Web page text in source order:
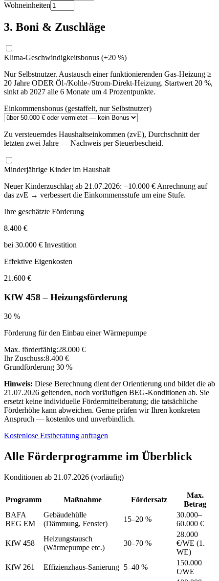
Wohneinheiten
3. Boni & Zuschläge
Klima-Geschwindigkeitsbonus (+20 %)
Nur Selbstnutzer. Austausch einer funktionierenden Gas-Heizung ≥
20 Jahre ODER Öl-/Kohle-/Strom-Direkt-Heizung. Startwert 20 %,
sinkt ab 2027 alle 6 Monate um 4 Prozentpunkte.
Einkommensbonus (gestaffelt, nur Selbstnutzer)
Zu versteuerndes Haushaltseinkommen (zvE), Durchschnitt der
letzten zwei Jahre — Nachweis per Steuerbescheid.
Minderjährige Kinder im Haushalt
Neuer Kinderzuschlag ab 21.07.2026: −10.000 € Anrechnung auf
das zvE → verbessert die Einkommensstufe um eine Stufe.
Ihre geschätzte Förderung
8.400 €
bei 30.000 € Investition
Effektive Eigenkosten
21.600 €
KfW 458 – Heizungsförderung
30 %
Förderung für den Einbau einer Wärmepumpe
Max. förderfähig:28.000 €
Ihr Zuschuss:8.400 €
Grundförderung 30 %
Hinweis: Diese Berechnung dient der Orientierung und bildet die ab
21.07.2026 geltenden, noch vorläufigen BEG-Konditionen ab. Sie
ersetzt keine individuelle Fördermittelberatung; die tatsächliche
Förderhöhe kann abweichen. Gerne prüfen wir Ihren konkreten
Anspruch — kostenlos und unverbindlich.
Kostenlose Erstberatung anfragen
Alle Förderprogramme im Überblick
Konditionen ab 21.07.2026 (vorläufig)
Programm Maßnahme Fördersatz
Max.
Betrag
BAFA
BEG EM
Gebäudehülle
(Dämmung, Fenster)
15–20 %
30.000–
60.000 €
KfW 458
Heizungstausch
(Wärmepumpe etc.)
30–70 %
28.000
€/WE (1.
WE)
KfW 261
Effizienzhaus-Sanierung 5–40 %
150.000
€/WE